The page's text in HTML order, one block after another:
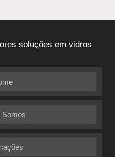
soluções em vidros
Somos